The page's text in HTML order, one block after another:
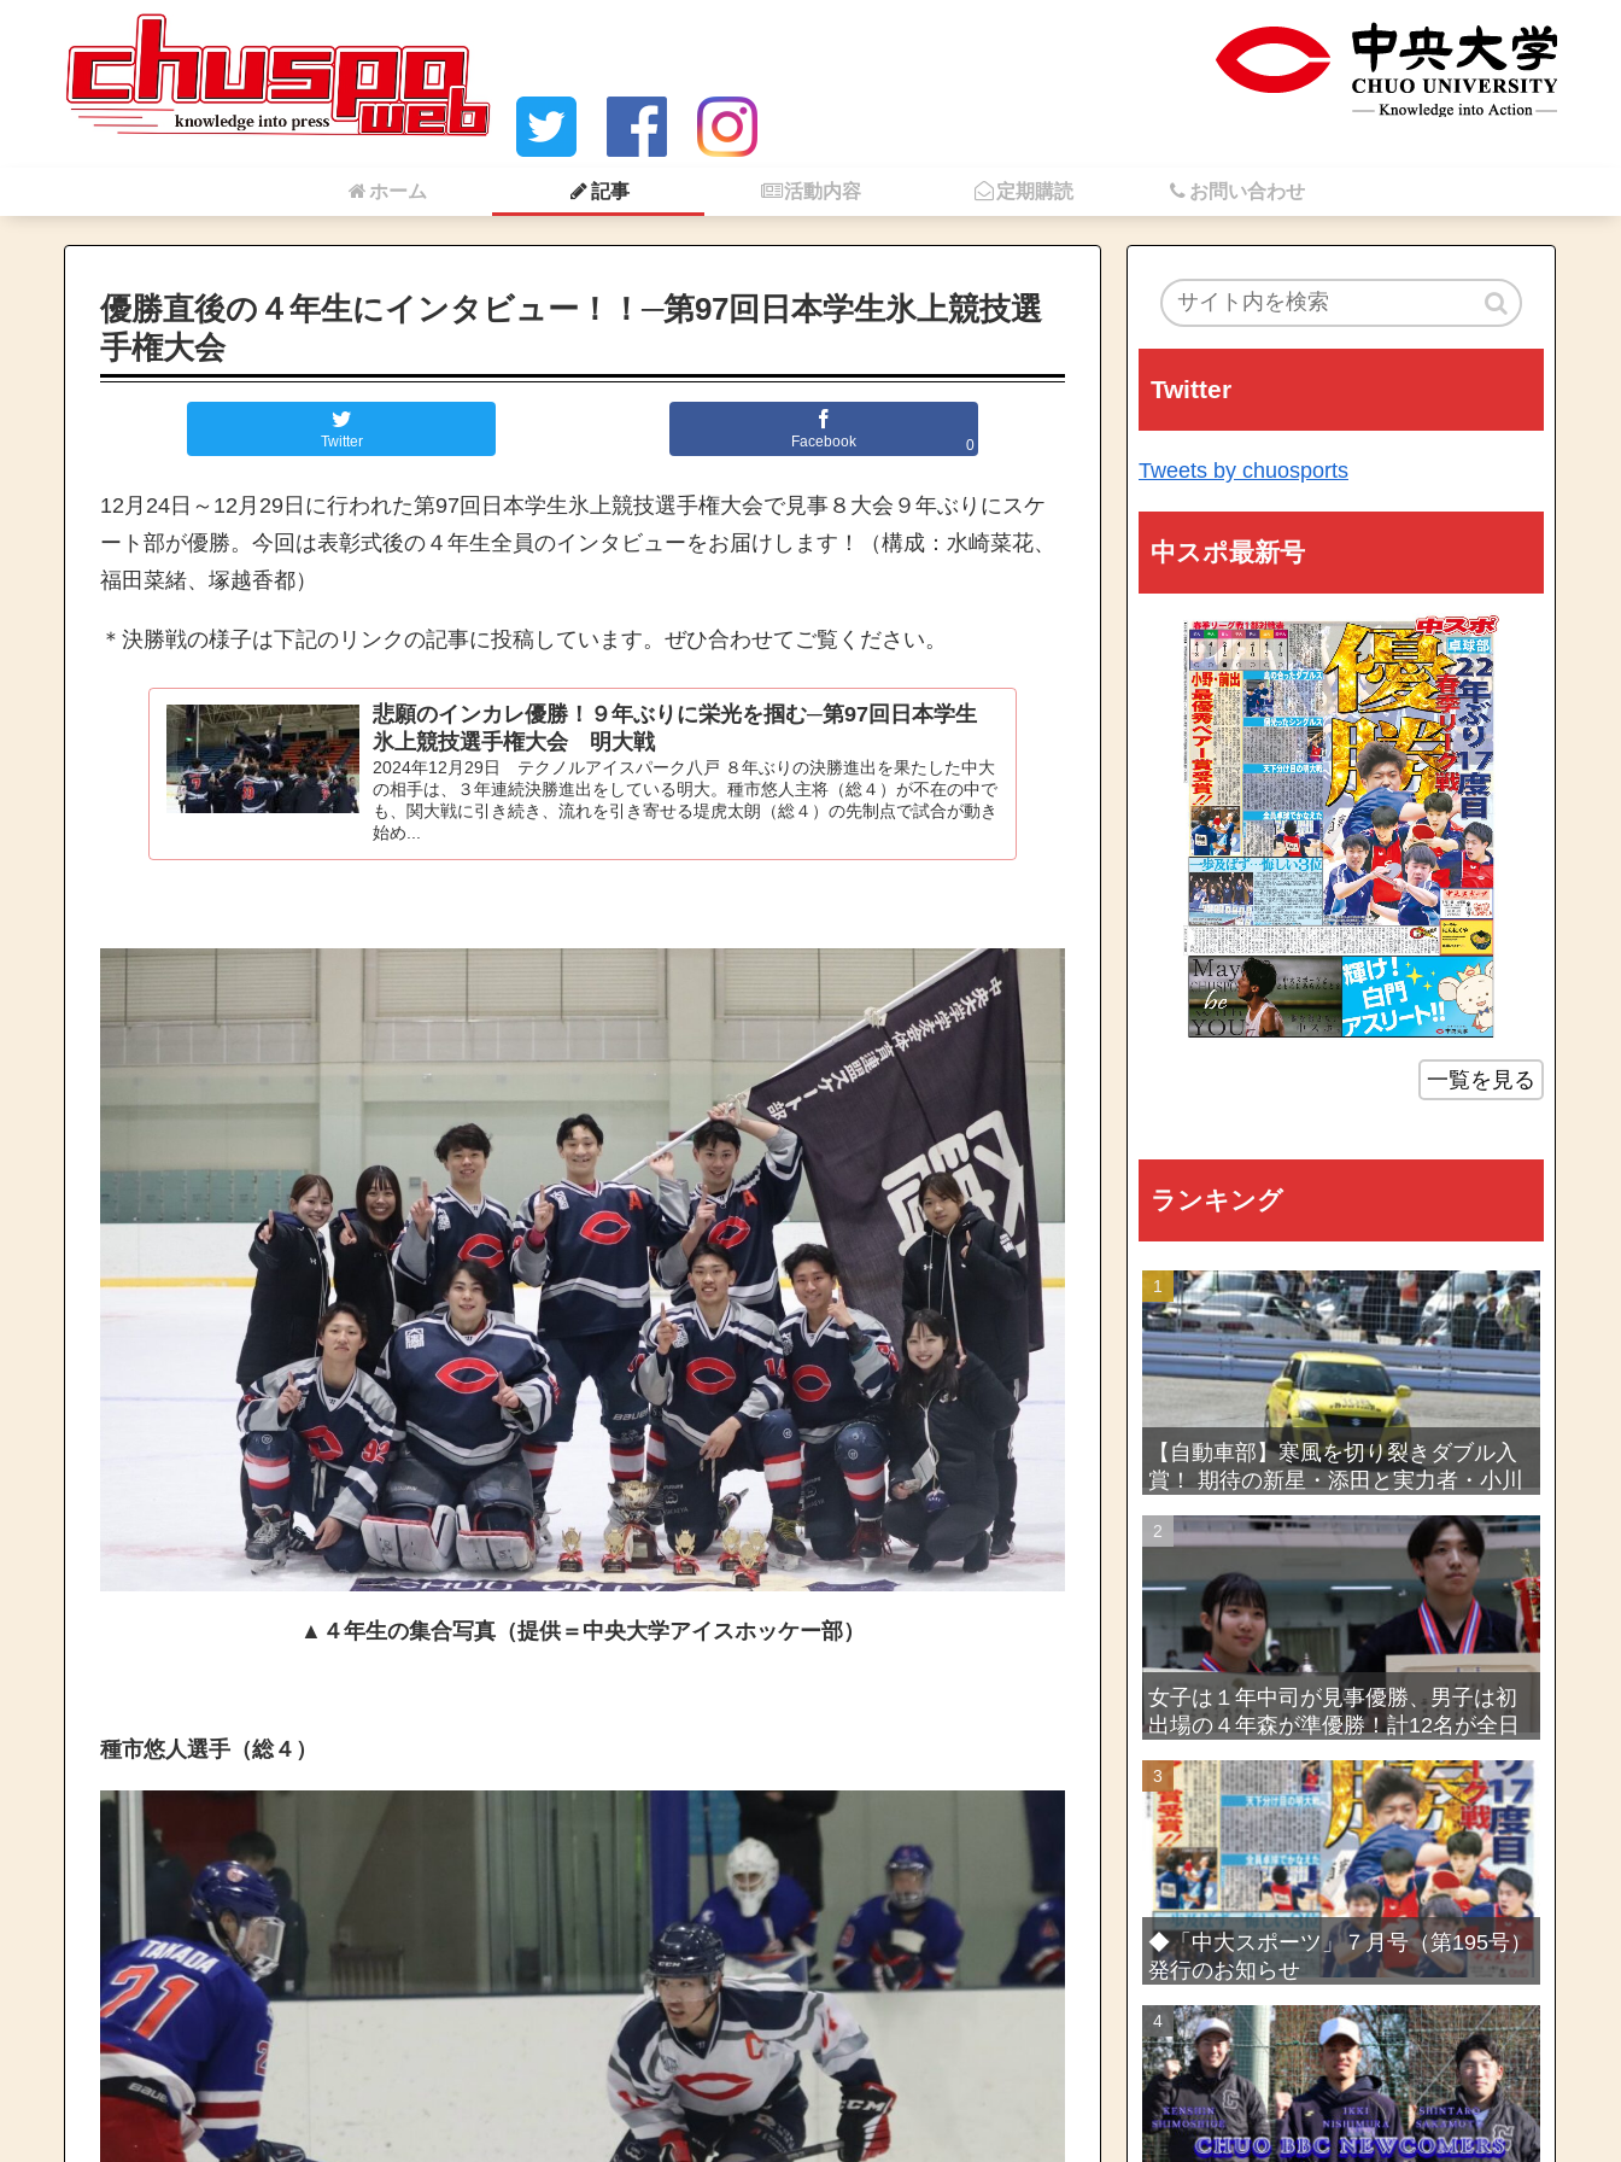
ホーム 記事 活動内容 定期購読 お問い合わせ
優勝直後の４年生にインタビュー！！─第97回日本学生氷上競技選
手権大会
Twitter Facebook 0
12月24日～12月29日に行われた第97回日本学生氷上競技選手権大会で見事８大会９年ぶりにスケ
ート部が優勝。今回は表彰式後の４年生全員のインタビューをお届けします！（構成：水崎菜花、
福田菜緒、塚越香都）
＊決勝戦の様子は下記のリンクの記事に投稿しています。ぜひ合わせてご覧ください。
悲願のインカレ優勝！９年ぶりに栄光を掴む─第97回日本学生
氷上競技選手権大会 明大戦
2024年12月29日 テクノルアイスパーク八戸 ８年ぶりの決勝進出を果たした中大
の相手は、３年連続決勝進出をしている明大。種市悠人主将（総４）が不在の中で
も、関大戦に引き続き、流れを引き寄せる堤虎太朗（総４）の先制点で試合が動き
始め...
▲４年生の集合写真（提供＝中央大学アイスホッケー部）
種市悠人選手（総４）
Twitter
Tweets by chuosports
中スポ最新号
一覧を見る
ランキング
【自動車部】寒風を切り裂きダブル入
賞！ 期待の新星・添田と実力者・小川
大会2026
女子は１年中司が見事優勝、男子は初
出場の４年森が準優勝！計12名が全日
剣道選手権大会・第72回関東学生剣道
選手権大会
◆「中大スポーツ」７月号（第195号）
発行のお知らせ